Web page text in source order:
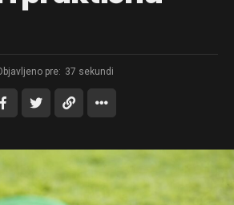
pre: 37 sekundi